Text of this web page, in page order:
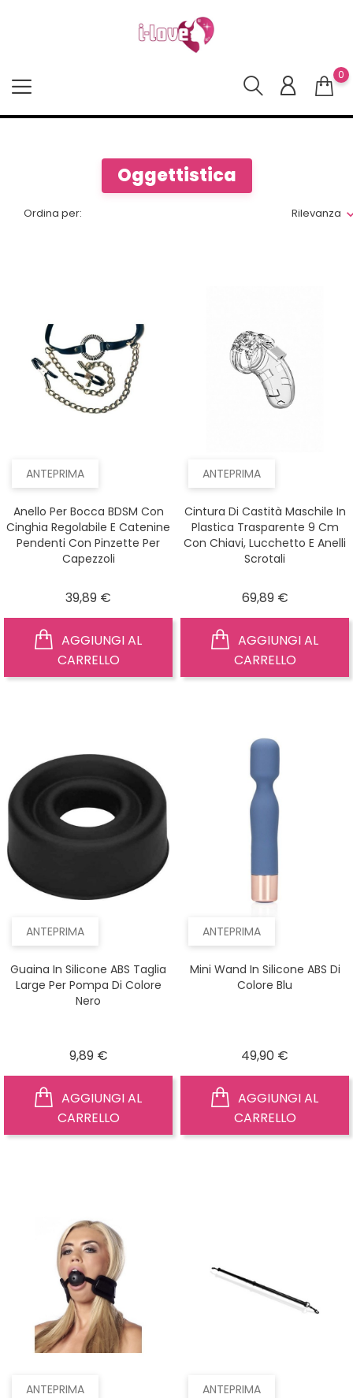
0
Oggettistica
Ordina per: Rilevanza
ANTEPRIMA
Anello Per Bocca BDSM Con
Cinghia Regolabile E Catenine
Pendenti Con Pinzette Per
Capezzoli
39,89 €
CARRELLO
ANTEPRIMA
Cintura Di Castità Maschile In
Plastica Trasparente 9 Cm
Con Chiavi, Lucchetto E Anelli
Scrotali
69,89 €Prezzo
CARRELLO
ANTEPRIMA
Guaina In Silicone ABS Taglia
Large Per Pompa Di Colore
Nero
9,89 €Prezzo
CARRELLO
ANTEPRIMA
Mini Wand In Silicone ABS Di
Colore Blu
49,90 €
CARRELLO
ANTEPRIMA ANTEPRIMA